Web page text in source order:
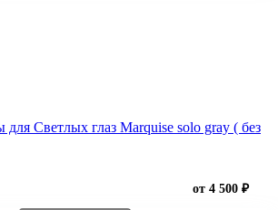
Светлых глаз Marquise solo gray ( без
от 4 500 ₽